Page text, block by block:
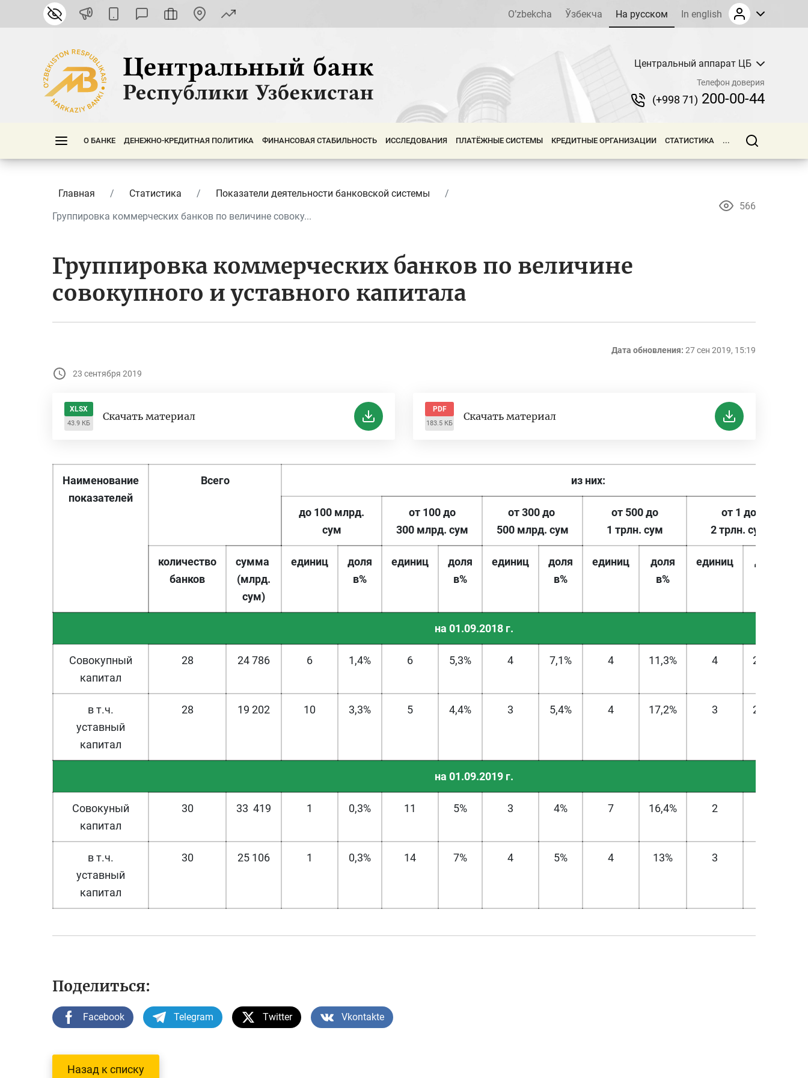
O’zbekcha Ўзбекча На русском In english
Центральный аппарат ЦБ
Телефон доверия
(+998 71) 200-00-44
О БАНКЕ ДЕНЕЖНО-КРЕДИТНАЯ ПОЛИТИКА ФИНАНСОВАЯ СТАБИЛЬНОСТЬ ИССЛЕДОВАНИЯ ПЛАТЁЖНЫЕ СИСТЕМЫ КРЕДИТНЫЕ ОРГАНИЗАЦИИ СТАТИСТИКА ...
Главная Статистика
Показатели деятельности банковской системы
Группировка коммерческих банков по величине совоку...
566
Группировка коммерческих банков по величине
совокупного и уставного капитала
Дата обновления: 27 сен 2019, 15:19
23 сентября 2019
XLSX
43.9 КБ
Скачать материал
PDF
183.5 КБ
Скачать материал
Наименование
показателей
Всего из них:
до 100 млрд.
сум
от 100 до
300 млрд. сум
от 300 до
500 млрд. сум
от 500 до
1 трлн. сум
от 1 до
2 трлн. сум
количество
банков
сумма
(млрд.
сум)
единиц
доля
в%
единиц
доля
в%
единиц
доля
в%
единиц
доля
в%
единиц
доля
на 01.09.2018 г.
Совокупный
капитал
28 24 786 6 1,4% 6 5,3% 4 7,1% 4 11,3% 4 22,2%
в т.ч.
уставный
капитал
28 19 202 10 3,3% 5 4,4% 3 5,4% 4 17,2% 3 21,2%
на 01.09.2019 г.
Совокуный
капитал
30 33 419 1 0,3% 11 5% 3 4% 7 16,4% 2
в т.ч.
уставный
капитал
30 25 106 1 0,3% 14 7% 4 5% 4 13% 3
Поделиться:
Facebook Telegram Twitter Vkontakte
Назад к списку